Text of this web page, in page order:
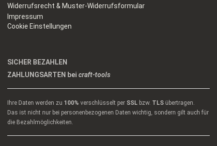
Widerrufsrecht & Muster-Widerrufsformular
Impressum
Cookie Einstellungen
SICHER BEZAHLEN
ZAHLUNGSARTEN bei craft-tools
Ihre Daten werden zu 100% verschlüsselt per SSL bzw. TLS übertragen.
Das ist nicht nur bei personenbezogenen Daten wichtig, sondern gilt auch für
die Bezahlmöglichkeiten.